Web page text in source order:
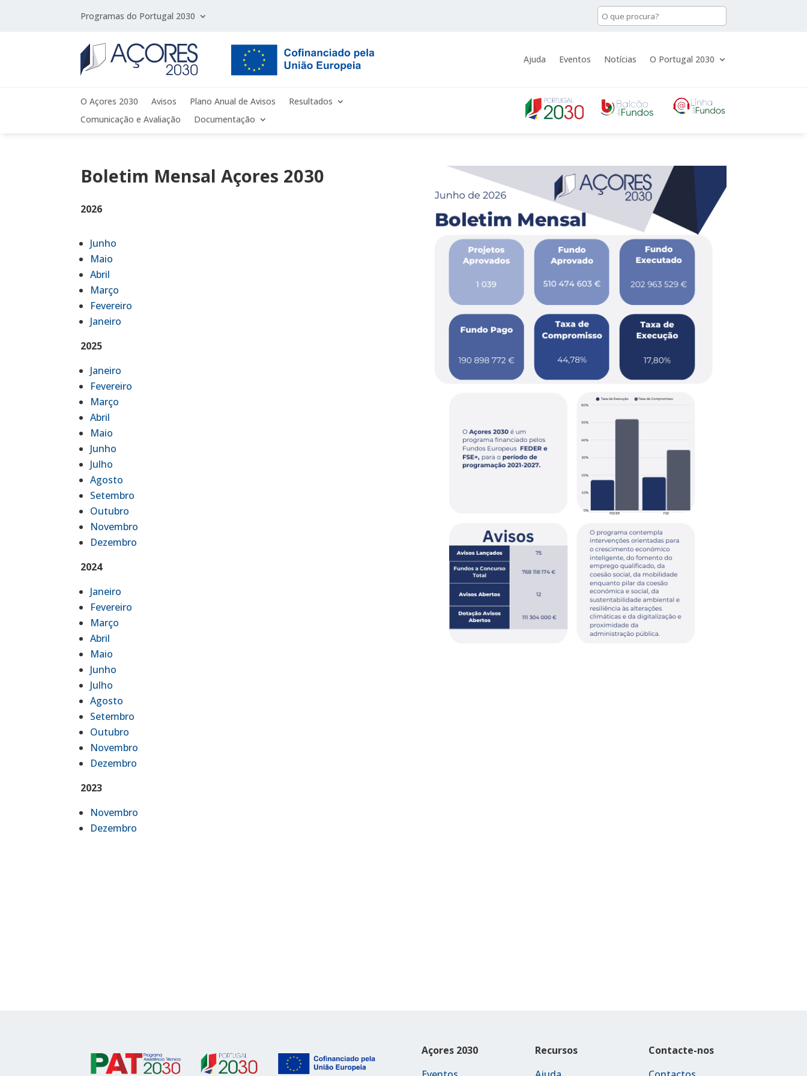
Programas do Portugal 2030
Ajuda Eventos Notícias O Portugal 2030
O Açores 2030 Avisos Plano Anual de Avisos
Resultados
Comunicação e Avaliação
Documentação
Boletim Mensal Açores 2030
2026
Junho
Maio
Abril
Março
Fevereiro
Janeiro
2025
Janeiro
Fevereiro
Março
Abril
Maio
Junho
Julho
Agosto
Setembro
Outubro
Novembro
Dezembro
2024
Janeiro
Fevereiro
Março
Abril
Maio
Junho
Julho
Agosto
Setembro
Outubro
Novembro
Dezembro
2023
Novembro
Dezembro
Açores 2030
Recursos
Contacte-nos